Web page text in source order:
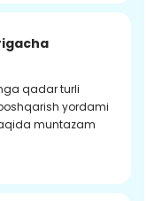
qadar turli
yordami
muntazam